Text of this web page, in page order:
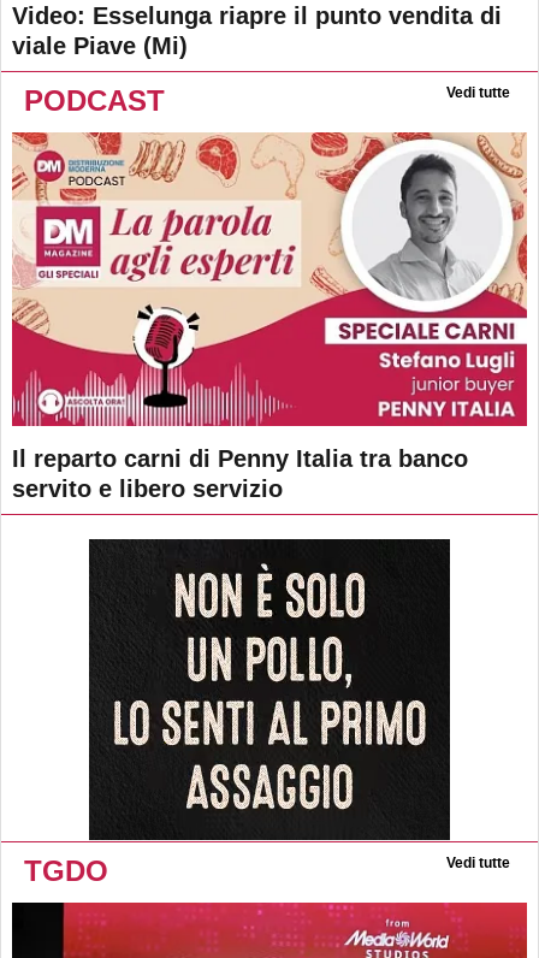
Video: Esselunga riapre il punto vendita di
viale Piave (Mi)
PODCAST Vedi tutte
Il reparto carni di Penny Italia tra banco
servito e libero servizio
TGDO Vedi tutte